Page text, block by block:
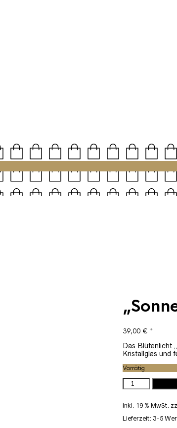
39,00 € *
Das Blütenlicht
Kristallglas und
Vorrätig
"Sonnentau"
Menge
inkl. 19 % MwSt.
Lieferzeit: 3-5